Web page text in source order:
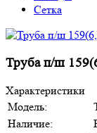
Сетка
Труба п/ш
Характеристики
Модель:
Наличие: